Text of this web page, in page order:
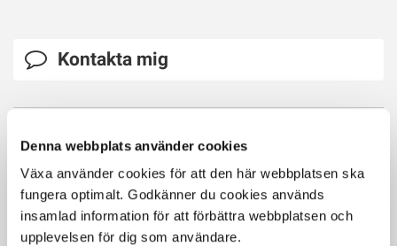
Denna webbplats använder cookies
Växa använder cookies för att den här webbplatsen ska
fungera optimalt. Godkänner du cookies används
insamlad information för att förbättra webbplatsen och
upplevelsen för dig som användare.
Kontakta mig
Du kanske också är intresserad av